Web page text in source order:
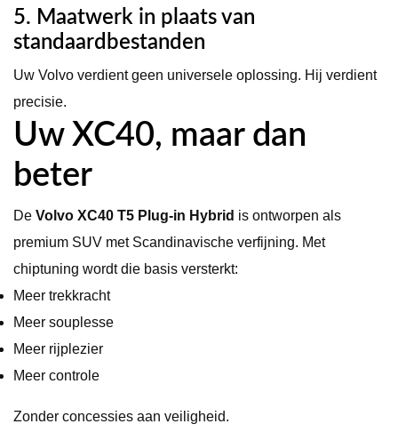
5. Maatwerk in plaats van
standaardbestanden
Uw Volvo verdient geen universele oplossing. Hij verdient
precisie.
Uw XC40, maar dan
beter
De Volvo XC40 T5 Plug-in Hybrid is ontworpen als
premium SUV met Scandinavische verfijning. Met
chiptuning wordt die basis versterkt:
Meer trekkracht
Meer souplesse
Meer rijplezier
Meer controle
Zonder concessies aan veiligheid.